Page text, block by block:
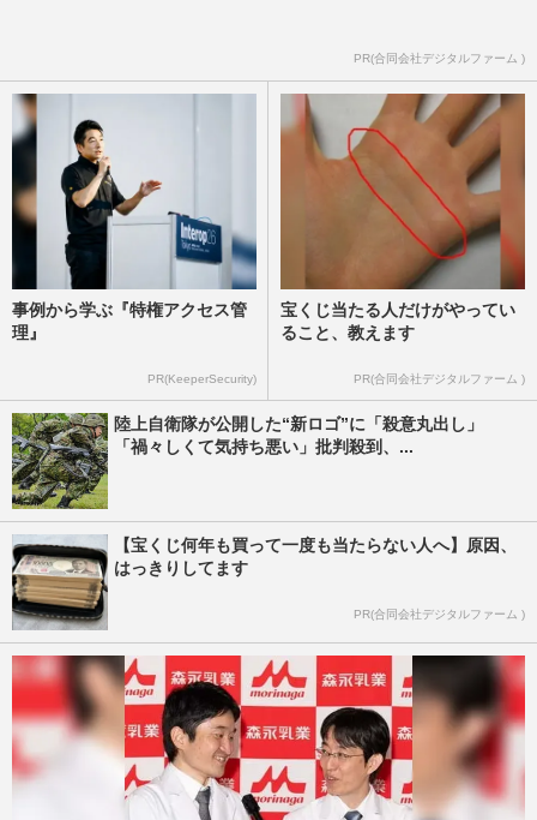
PR(合同会社デジタルファーム )
事例から学ぶ『特権アクセス管
理』
PR(KeeperSecurity)
宝くじ当たる人だけがやってい
ること、教えます
PR(合同会社デジタルファーム )
陸上自衛隊が公開した“新ロゴ”に「殺意丸出し」
「禍々しくて気持ち悪い」批判殺到、...
【宝くじ何年も買って一度も当たらない人へ】原因、
はっきりしてます
PR(合同会社デジタルファーム )